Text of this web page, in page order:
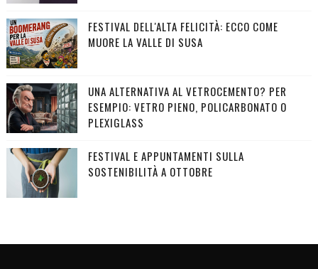
FESTIVAL DELL'ALTA FELICITÀ: ECCO COME
MUORE LA VALLE DI SUSA
UNA ALTERNATIVA AL VETROCEMENTO? PER
ESEMPIO: VETRO PIENO, POLICARBONATO O
PLEXIGLASS
FESTIVAL E APPUNTAMENTI SULLA
SOSTENIBILITÀ A OTTOBRE